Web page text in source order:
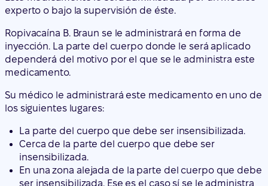
medicamento.
Su médico le administrará este medicamento en uno de
los siguientes lugares:
La parte del cuerpo que debe ser insensibilizada.
Cerca de la parte del cuerpo que debe ser
insensibilizada.
En una zona alejada de la parte del cuerpo que debe
ser insensibilizada. Ese es el caso sí se le administra
una inyección o perfusión epidural en la parte media
o baja de la espalda cerca de la columna vertebral.
Mientras se le administra Ropivacaína B. Braun, será
minuciosamente observado por profesionales